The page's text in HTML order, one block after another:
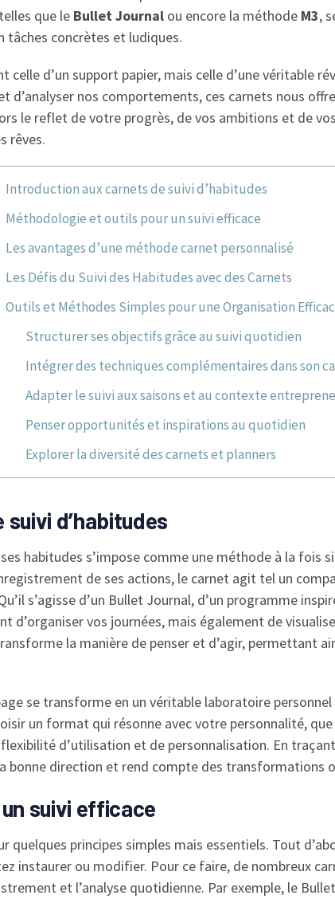
que le Bullet Journal ou encore la méthode M3,
concrètes et ludiques.
celle d’un support papier, mais celle d’une véritable
d’analyser nos comportements, ces carnets nous
le reflet de votre progrès, de vos ambitions et de
rêves.
Introduction aux carnets de suivi d’habitudes
Méthodologie et outils pour un suivi efficace
Les avantages d’une méthode carnet personnalisé
Les Défis du Suivi des Habitudes avec des Carnets
Outils et Méthodes Simples pour une Organisation
Structurer ses objectifs grâce au suivi quotidien
Intégrer des techniques complémentaires dans son
Adapter le suivi aux saisons et au contexte
Penser opportunités et inspirations au quotidien
Explorer la diversité des carnets et planners
d’habitudes
habitudes s’impose comme une méthode à la fois
de ses actions, le carnet agit tel un
s’agisse d’un Bullet Journal, d’un programme
d’organiser vos journées, mais également de
la manière de penser et d’agir, permettant
se transforme en un véritable laboratoire
un format qui résonne avec votre personnalité,
d’utilisation et de personnalisation. En
bonne direction et rend compte des transformations
suivi efficace
quelques principes simples mais essentiels. Tout
instaurer ou modifier. Pour ce faire, de nombreux
et l’analyse quotidienne. Par exemple, le